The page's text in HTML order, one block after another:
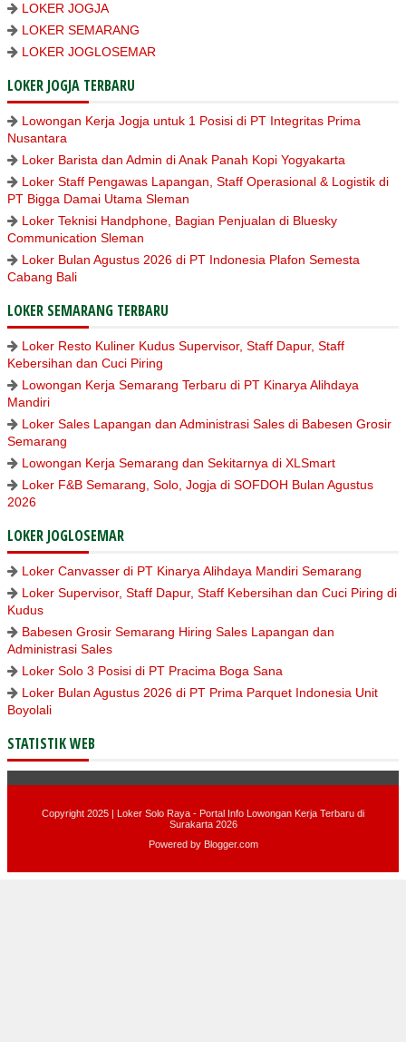
LOKER JOGJA
LOKER SEMARANG
LOKER JOGLOSEMAR
LOKER JOGJA TERBARU
Lowongan Kerja Jogja untuk 1 Posisi di PT Integritas Prima
Nusantara
Loker Barista dan Admin di Anak Panah Kopi Yogyakarta
Loker Staff Pengawas Lapangan, Staff Operasional & Logistik di
PT Bigga Damai Utama Sleman
Loker Teknisi Handphone, Bagian Penjualan di Bluesky
Communication Sleman
Loker Bulan Agustus 2026 di PT Indonesia Plafon Semesta
Cabang Bali
LOKER SEMARANG TERBARU
Loker Resto Kuliner Kudus Supervisor, Staff Dapur, Staff
Kebersihan dan Cuci Piring
Lowongan Kerja Semarang Terbaru di PT Kinarya Alihdaya
Mandiri
Loker Sales Lapangan dan Administrasi Sales di Babesen Grosir
Semarang
Lowongan Kerja Semarang dan Sekitarnya di XLSmart
Loker F&B Semarang, Solo, Jogja di SOFDOH Bulan Agustus
2026
LOKER JOGLOSEMAR
Loker Canvasser di PT Kinarya Alihdaya Mandiri Semarang
Loker Supervisor, Staff Dapur, Staff Kebersihan dan Cuci Piring di
Kudus
Babesen Grosir Semarang Hiring Sales Lapangan dan
Administrasi Sales
Loker Solo 3 Posisi di PT Pracima Boga Sana
Loker Bulan Agustus 2026 di PT Prima Parquet Indonesia Unit
Boyolali
STATISTIK WEB
Copyright 2025 |
Loker Solo Raya - Portal Info Lowongan Kerja Terbaru di
Surakarta 2026
Powered by Blogger.com